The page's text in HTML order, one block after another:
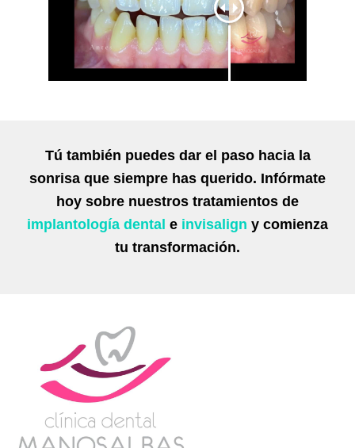
Tú también puedes dar el paso hacia la
sonrisa que siempre has querido. Infórmate
hoy sobre nuestros tratamientos de
implantología dental e invisalign y comienza
tu transformación.